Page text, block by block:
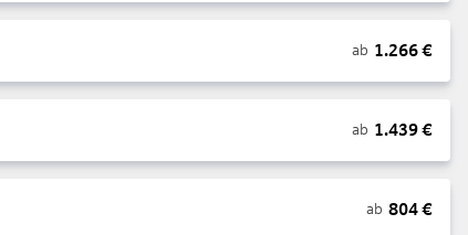
ab 1.266€
ab 1.439€
ab 804€